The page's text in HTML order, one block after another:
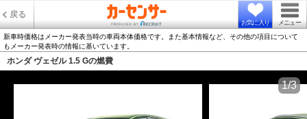
戻る
お気に入り メニュー
新車時価格はメーカー発表当時の車両本体価格です。また基本情報など、その他の項目について
もメーカー発表時の情報に基いています。
ホンダ ヴェゼル 1.5 Gの燃費
1/3